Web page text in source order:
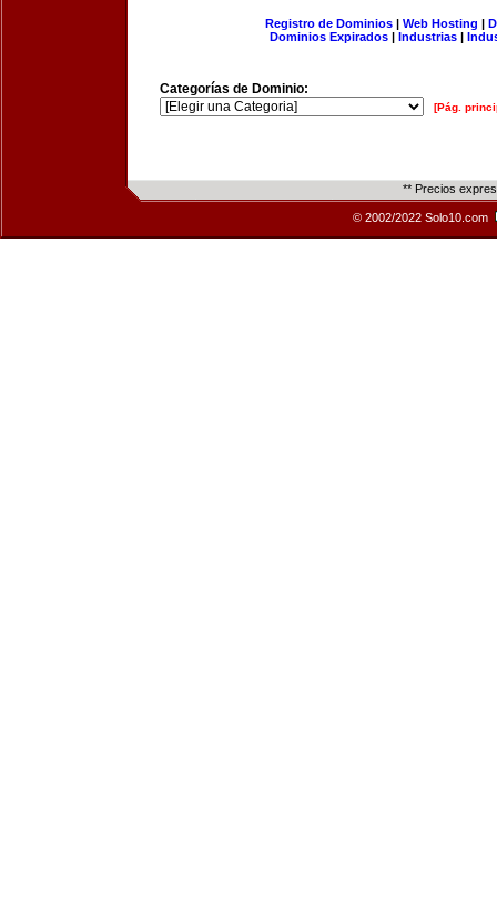
Registro de Dominios| Web Hosting |
Dominios Expirados | Industrias |
Categorías de Dominio:
[Pág.
** Precios
© 2002/2022 Solo10.com